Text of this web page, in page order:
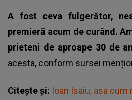
A fost ceva fulgerător,
premieră acum de curând.
prieteni de aproape 30 de
acesta, conform sursei
Citește și: Ioan Isaiu, asa